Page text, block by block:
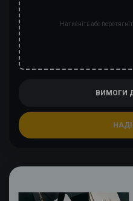
Натисніть або
ВИМОГИ